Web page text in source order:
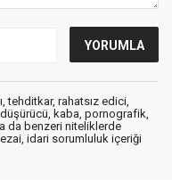
tehditkar, rahatsız edici,
düşürücü, kaba, pornografik,
da benzeri niteliklerde
idari sorumluluk içeriği